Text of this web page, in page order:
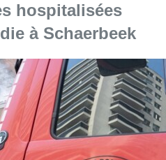
hospitalisées
à Schaerbeek